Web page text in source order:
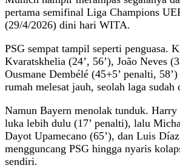
pertama semifinal Liga Champions
(29/4/2026) dini hari WITA.
PSG sempat tampil seperti penguasa.
Kvaratskhelia (24’, 56’), João Neves
Ousmane Dembélé (45+5’ penalti,
rumah melesat jauh, seolah laga sudah
Namun Bayern menolak tunduk. Harry
luka lebih dulu (17’ penalti), lalu
Dayot Upamecano (65’), dan Luis
mengguncang PSG hingga nyaris
sendiri.